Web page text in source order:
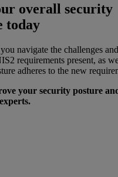
overall security
today
navigate the challenges
requirements present, as
adheres to the new
your security posture